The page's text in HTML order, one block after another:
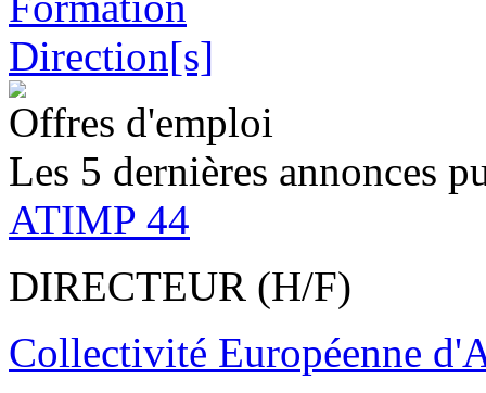
Offres d'emploi
Les 5 dernières annonces
ATIMP 44
DIRECTEUR (H/F)
Collectivité Européenne